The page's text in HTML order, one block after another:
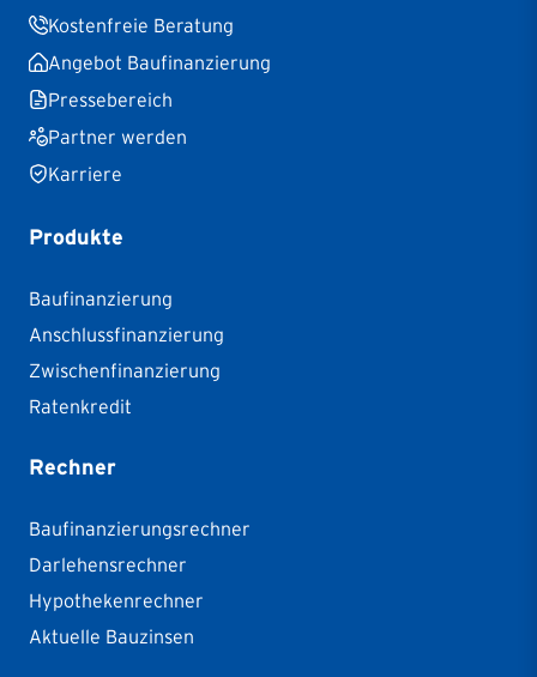
Kostenfreie Beratung
Angebot Baufinanzierung
Pressebereich
Partner werden
Karriere
Produkte
Baufinanzierung
Anschlussfinanzierung
Zwischenfinanzierung
Ratenkredit
Rechner
Baufinanzierungsrechner
Darlehensrechner
Hypothekenrechner
Aktuelle Bauzinsen